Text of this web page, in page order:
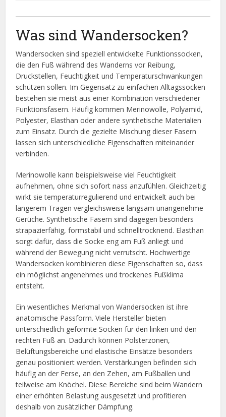
Was sind Wandersocken?
Wandersocken sind speziell entwickelte Funktionssocken,
die den Fuß während des Wanderns vor Reibung,
Druckstellen, Feuchtigkeit und Temperaturschwankungen
schützen sollen. Im Gegensatz zu einfachen Alltagssocken
bestehen sie meist aus einer Kombination verschiedener
Funktionsfasern. Häufig kommen Merinowolle, Polyamid,
Polyester, Elasthan oder andere synthetische Materialien
zum Einsatz. Durch die gezielte Mischung dieser Fasern
lassen sich unterschiedliche Eigenschaften miteinander
verbinden.
Merinowolle kann beispielsweise viel Feuchtigkeit
aufnehmen, ohne sich sofort nass anzufühlen. Gleichzeitig
wirkt sie temperaturregulierend und entwickelt auch bei
längerem Tragen vergleichsweise langsam unangenehme
Gerüche. Synthetische Fasern sind dagegen besonders
strapazierfähig, formstabil und schnelltrocknend. Elasthan
sorgt dafür, dass die Socke eng am Fuß anliegt und
während der Bewegung nicht verrutscht. Hochwertige
Wandersocken kombinieren diese Eigenschaften so, dass
ein möglichst angenehmes und trockenes Fußklima
entsteht.
Ein wesentliches Merkmal von Wandersocken ist ihre
anatomische Passform. Viele Hersteller bieten
unterschiedlich geformte Socken für den linken und den
rechten Fuß an. Dadurch können Polsterzonen,
Belüftungsbereiche und elastische Einsätze besonders
genau positioniert werden. Verstärkungen befinden sich
häufig an der Ferse, an den Zehen, am Fußballen und
teilweise am Knöchel. Diese Bereiche sind beim Wandern
einer erhöhten Belastung ausgesetzt und profitieren
deshalb von zusätzlicher Dämpfung.